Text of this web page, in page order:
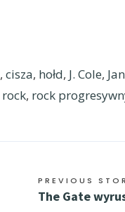
, cisza, hołd, J. Cole,
rock, rock
PREVIOUS
The Gate